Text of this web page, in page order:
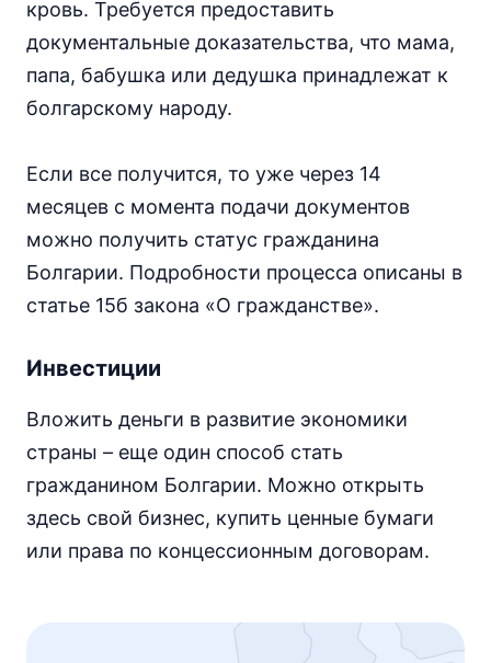
кровь. Требуется предоставить
документальные доказательства, что мама,
папа, бабушка или дедушка принадлежат к
болгарскому народу.
Если все получится, то уже через 14
месяцев с момента подачи документов
можно получить статус гражданина
Болгарии. Подробности процесса описаны в
статье 15б закона «О гражданстве».
Инвестиции
Вложить деньги в развитие экономики
страны – еще один способ стать
гражданином Болгарии. Можно открыть
здесь свой бизнес, купить ценные бумаги
или права по концессионным договорам.